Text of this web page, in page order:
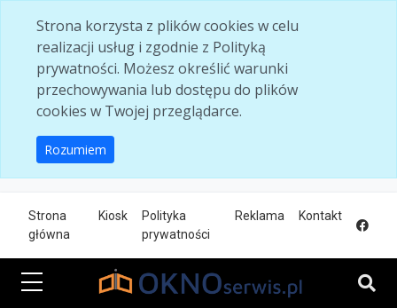
Strona korzysta z plików cookies w celu
realizacji usług i zgodnie z Polityką
prywatności. Możesz określić warunki
przechowywania lub dostępu do plików
cookies w Twojej przeglądarce.
Rozumiem
Strona
główna
Kiosk
Polityka
prywatności
Reklama Kontakt